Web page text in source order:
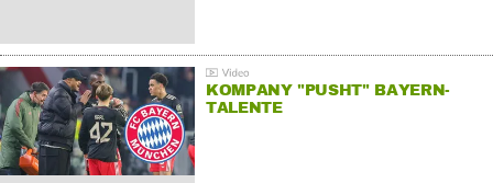
KOMPANY "PUSHT" BAYERN-
TALENTE